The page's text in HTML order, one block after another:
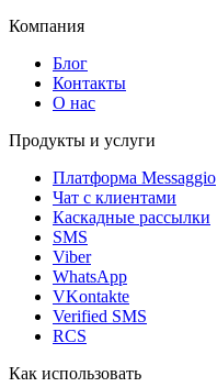
Компания
Блог
Контакты
О нас
Продукты и услуги
Платформа Messaggio
Чат с клиентами
Каскадные рассылки
SMS
Viber
WhatsApp
VKontakte
Verified SMS
RCS
Как использовать